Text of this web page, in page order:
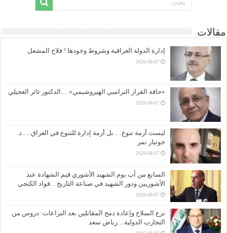
مقالات
إدارة الدولة العراقية وشروط وجودها ! فلاح المشعل
2026-08-07
«حافة القرار الترامبي الهيروشيمي»….الدكتور ثائر العجيلي
2026-08-07
ليست أزمة تنوع… بل أزمة إدارة للتنوع في العراق .. ..د.
جوتيار تمر
2026-08-07
السابع من آب يوم الشهيد الأشوري قيم الشهادة عند
الأشوريين ودور الشهيد في صناعة التاريخ…فواد الكنجي
2026-08-07
نزع السلاح وإعادة دمج المقاتلين بعد النزاعات: دروس من
التجارب الدولية…رياض سعد